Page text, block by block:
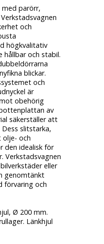
med parörr,
och
högkvalitativ
hållbar och stabil.
blickar.
och
är
obehörig
av
säkerställer att
slitstarka,
olje- och
den idealisk för
Verkstadsvagnen
eller
genomtänkt
förvaring och
Ø 200 mm.
Länkhjul